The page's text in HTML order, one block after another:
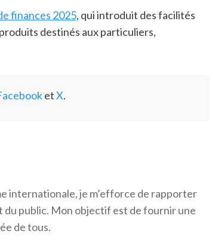
finances 2025, qui introduit des facilités
destinés aux particuliers,
etX.
internationale, je m’efforce de rapporter
du public. Mon objectif est de fournir une
de tous.